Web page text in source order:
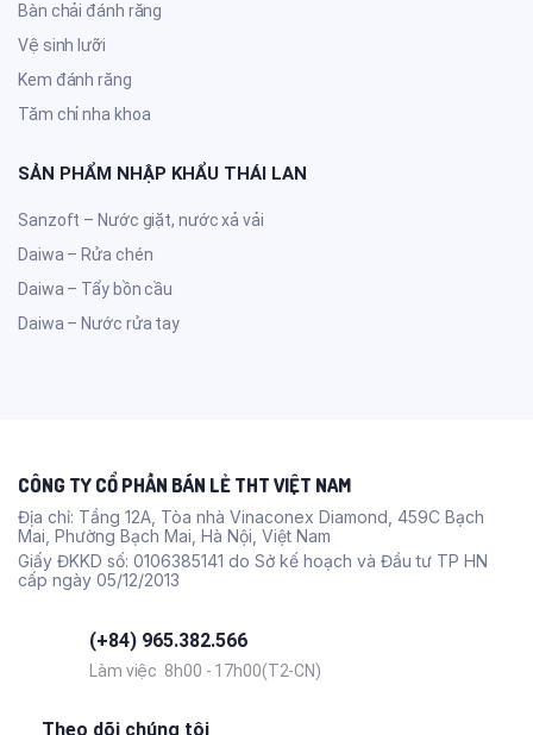
Bàn chải đánh răng
Vệ sinh lưỡi
Kem đánh răng
Tăm chỉ nha khoa
SẢN PHẨM NHẬP KHẨU THÁI LAN
Sanzoft – Nước giặt, nước xả vải
Daiwa – Rửa chén
Daiwa – Tẩy bồn cầu
Daiwa – Nước rửa tay
CÔNG TY CỔ PHẦN BÁN LẺ THT VIỆT NAM
Địa chỉ: Tầng 12A, Tòa nhà Vinaconex Diamond, 459C Bạch
Mai, Phường Bạch Mai, Hà Nội, Việt Nam
Giấy ĐKKD số: 0106385141 do Sở kế hoạch và Đầu tư TP HN
cấp ngày 05/12/2013
(+84) 965.382.566
Làm việc 8h00 - 17h00(T2-CN)
Theo dõi chúng tôi